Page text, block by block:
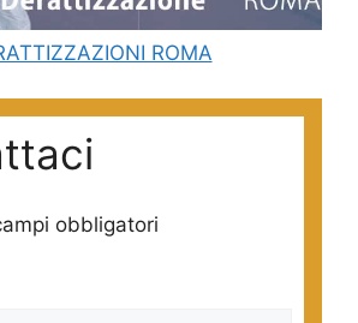
ROMA
obbligatori